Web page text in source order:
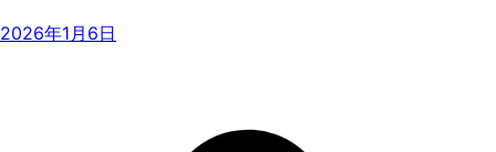
2026年1月6日